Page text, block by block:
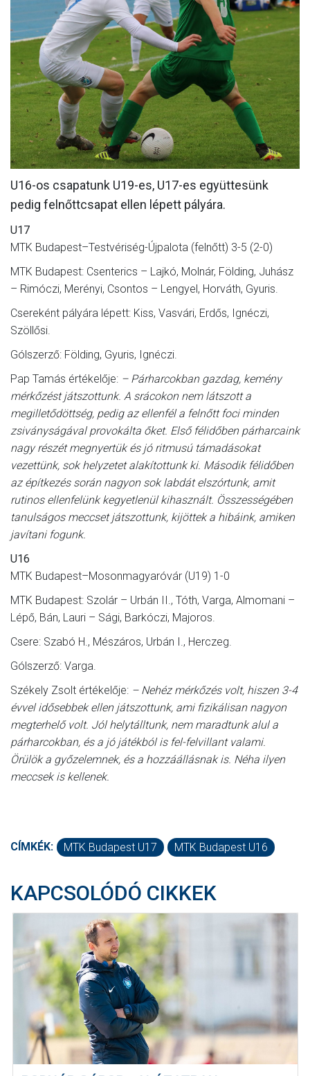
CSAPATOK
MÉRKŐZÉSEK
GALÉRIA
JELENTKEZÉS
SZURKOLÓI ÉLMÉNYEK
VEZETŐSÉG
U16-os csapatunk U19-es, U17-es együttesünk
pedig felnőttcsapat ellen lépett pályára.
U17
MTK Budapest–Testvériség-Újpalota (felnőtt) 3-5 (2-0)
MTK Budapest: Csenterics – Lajkó, Molnár, Földing, Juhász
– Rimóczi, Merényi, Csontos – Lengyel, Horváth, Gyuris.
Csereként pályára lépett: Kiss, Vasvári, Erdős, Ignéczi,
Szöllősi.
Gólszerző: Földing, Gyuris, Ignéczi.
Pap Tamás értékelője: – Párharcokban gazdag, kemény
mérkőzést játszottunk. A srácokon nem látszott a
megilletődöttség, pedig az ellenfél a felnőtt foci minden
zsiványságával provokálta őket. Első félidőben párharcaink
nagy részét megnyertük és jó ritmusú támadásokat
vezettünk, sok helyzetet alakítottunk ki. Második félidőben
az építkezés során nagyon sok labdát elszórtunk, amit
rutinos ellenfelünk kegyetlenül kihasznált. Összességében
tanulságos meccset játszottunk, kijöttek a hibáink, amiken
javítani fogunk.
U16
MTK Budapest–Mosonmagyaróvár (U19) 1-0
MTK Budapest: Szolár – Urbán II., Tóth, Varga, Almomani –
Lépő, Bán, Lauri – Sági, Barkóczi, Majoros.
Csere: Szabó H., Mészáros, Urbán I., Herczeg.
Gólszerző: Varga.
Székely Zsolt értékelője: – Nehéz mérkőzés volt, hiszen 3-4
évvel idősebbek ellen játszottunk, ami fizikálisan nagyon
megterhelő volt. Jól helytálltunk, nem maradtunk alul a
párharcokban, és a jó játékból is fel-felvillant valami.
Örülök a győzelemnek, és a hozzáállásnak is. Néha ilyen
meccsek is kellenek.
CÍMKÉK: MTK Budapest U17 MTK Budapest U16
KAPCSOLÓDÓ CIKKEK